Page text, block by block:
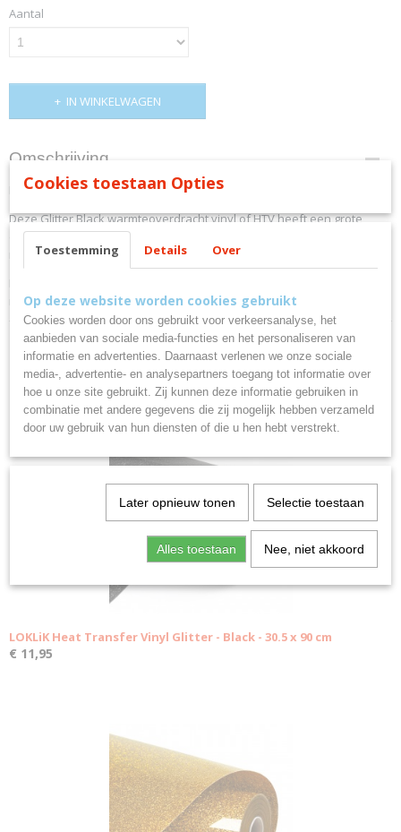
Aantal
IN WINKELWAGEN
Omschrijving
LOKLiK Heat Transfer Vinyl Glitter - Green - 30.5 x 90 cm
Deze Glitter Black warmteoverdracht vinyl of HTV heeft een grote
duurzaamheid en een dun profiel, wat ideaal is voor het creëren van
naadloze ontwerpen.
niet.
Ook interessant
LOKLiK Heat Transfer Vinyl Glitter - Black - 30.5 x 90 cm
€ 11,95
Cookies toestaan Opties
Toestemming Details Over
Op deze website worden cookies gebruikt
Cookies worden door ons gebruikt voor verkeersanalyse, het
aanbieden van sociale media-functies en het personaliseren van
informatie en advertenties. Daarnaast verlenen we onze sociale
media-, advertentie- en analysepartners toegang tot informatie over
hoe u onze site gebruikt. Zij kunnen deze informatie gebruiken in
combinatie met andere gegevens die zij mogelijk hebben verzameld
door uw gebruik van hun diensten of die u hen hebt verstrekt.
Later opnieuw tonen Selectie toestaan
Alles toestaan Nee, niet akkoord